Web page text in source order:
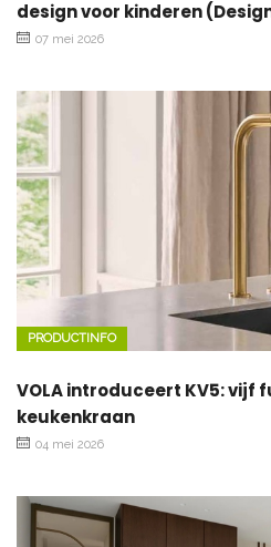
design voor kinderen
07 mei 2026
PRODUCTINFO
VOLA introduceert KV5: vijf
keukenkraan
04 mei 2026